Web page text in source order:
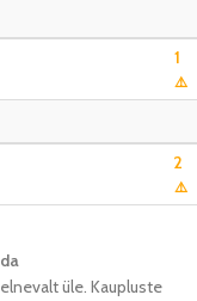
1
⚠️
2
⚠️
üle. Kaupluste